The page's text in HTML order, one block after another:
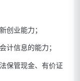
创业能力；
计信息的能力；
保管现金、有价证